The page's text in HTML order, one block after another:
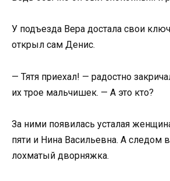
У подъезда Вера достала свои
открыл сам Денис.
— Тятя приехал! — радостно
их трое мальчишек. — А это кто?
За ними появилась усталая
пяти и Нина Васильевна. А следом
лохматый дворняжка.